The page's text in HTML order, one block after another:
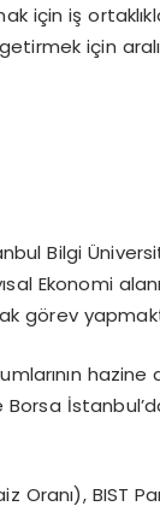
için iş
için
Bilgi
Ekonomi
görev
Oranı), BIST